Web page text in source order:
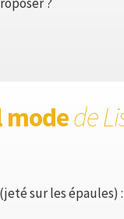
modede
sur les épaules) :